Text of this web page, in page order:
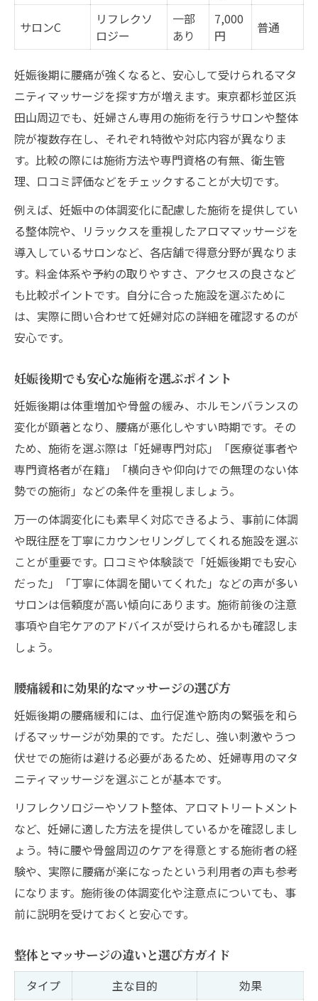
サロンC
リフレクソ
ロジー
一部
あり
7,000
円
普通
妊娠後期に腰痛が強くなると、安心して受けられるマタ
ニティマッサージを探す方が増えます。東京都杉並区浜
田山周辺でも、妊婦さん専用の施術を行うサロンや整体
院が複数存在し、それぞれ特徴や対応内容が異なりま
す。比較の際には施術方法や専門資格の有無、衛生管
理、口コミ評価などをチェックすることが大切です。
例えば、妊娠中の体調変化に配慮した施術を提供してい
る整体院や、リラックスを重視したアロママッサージを
導入しているサロンなど、各店舗で得意分野が異なりま
す。料金体系や予約の取りやすさ、アクセスの良さなど
も比較ポイントです。自分に合った施設を選ぶために
は、実際に問い合わせて妊婦対応の詳細を確認するのが
安心です。
妊娠後期でも安心な施術を選ぶポイント
妊娠後期は体重増加や骨盤の緩み、ホルモンバランスの
変化が顕著となり、腰痛が悪化しやすい時期です。その
ため、施術を選ぶ際は「妊婦専門対応」「医療従事者や
専門資格者が在籍」「横向きや仰向けでの無理のない体
勢での施術」などの条件を重視しましょう。
万一の体調変化にも素早く対応できるよう、事前に体調
や既往歴を丁寧にカウンセリングしてくれる施設を選ぶ
ことが重要です。口コミや体験談で「妊娠後期でも安心
だった」「丁寧に体調を聞いてくれた」などの声が多い
サロンは信頼度が高い傾向にあります。施術前後の注意
事項や自宅ケアのアドバイスが受けられるかも確認しま
しょう。
腰痛緩和に効果的なマッサージの選び方
妊娠後期の腰痛緩和には、血行促進や筋肉の緊張を和ら
げるマッサージが効果的です。ただし、強い刺激やうつ
伏せでの施術は避ける必要があるため、妊婦専用のマタ
ニティマッサージを選ぶことが基本です。
リフレクソロジーやソフト整体、アロマトリートメント
など、妊婦に適した方法を提供しているかを確認しまし
ょう。特に腰や骨盤周辺のケアを得意とする施術者の経
験や、実際に腰痛が楽になったという利用者の声も参考
になります。施術後の体調変化や注意点についても、事
前に説明を受けておくと安心です。
整体とマッサージの違いと選び方ガイド
タイプ 主な目的 効果